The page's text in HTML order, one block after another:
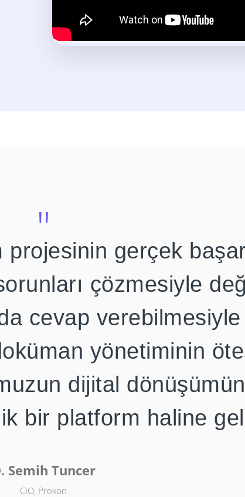
"
gerçek
çözmesiyle
cevap verebilmesiyle
yönetiminin
dijital
bir platform haline
Semih Tuncer
CIO, Prokon